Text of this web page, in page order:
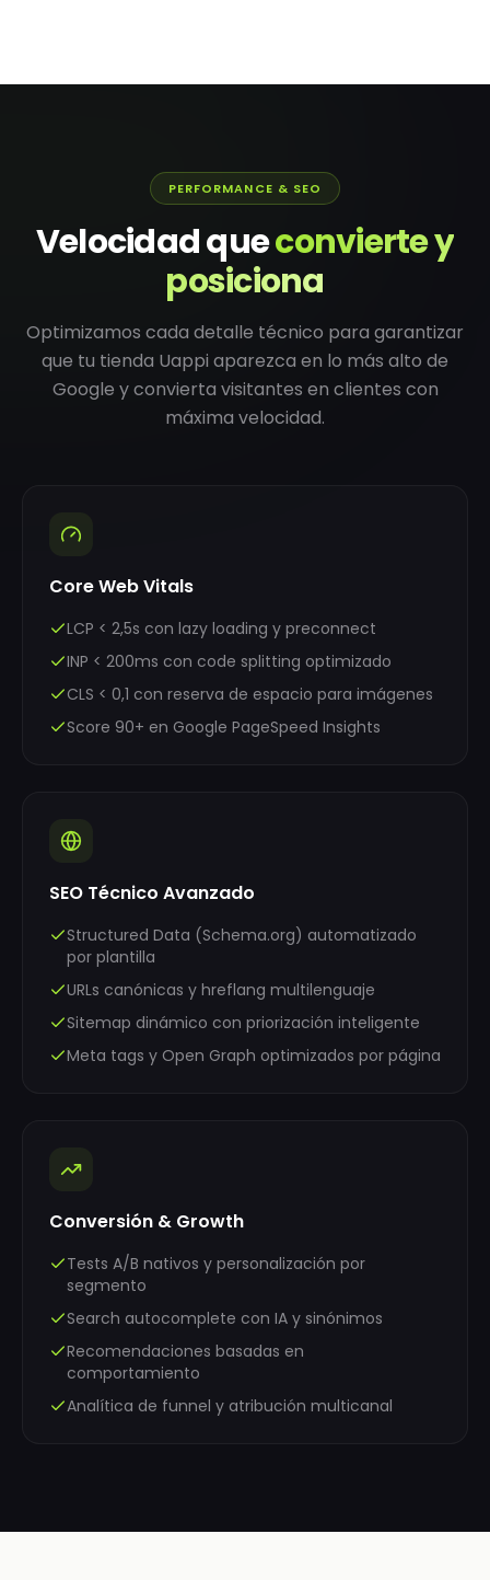
PERFORMANCE & SEO
Velocidad queconvierte y
posiciona
Optimizamos cada detalle técnico para garantizar
que tu tienda Uappi aparezca en lo más alto de
Google y convierta visitantes en clientes con
máxima velocidad.
Core Web Vitals
LCP < 2,5s con lazy loading y preconnect
INP < 200ms con code splitting optimizado
CLS < 0,1 con reserva de espacio para imágenes
Score 90+ en Google PageSpeed Insights
SEO Técnico Avanzado
Structured Data (Schema.org) automatizado
por plantilla
URLs canónicas y hreflang multilenguaje
Sitemap dinámico con priorización inteligente
Meta tags y Open Graph optimizados por página
Conversión & Growth
Tests A/B nativos y personalización por
segmento
Search autocomplete con IA y sinónimos
Recomendaciones basadas en
comportamiento
Analítica de funnel y atribución multicanal